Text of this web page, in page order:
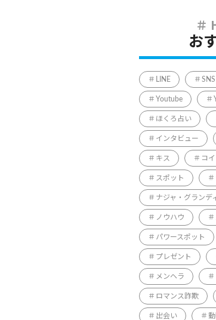
お
LINE SNS
Youtube
ほくろ占い
インタビュー
キス コ
スポット
ナジャ・グランデ
ノウハウ
パワースポット
プレゼント
メンヘラ
ロマンス詐欺
出会い